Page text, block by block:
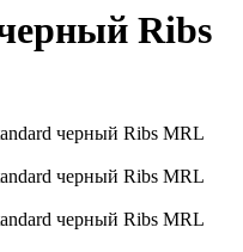
Ribs